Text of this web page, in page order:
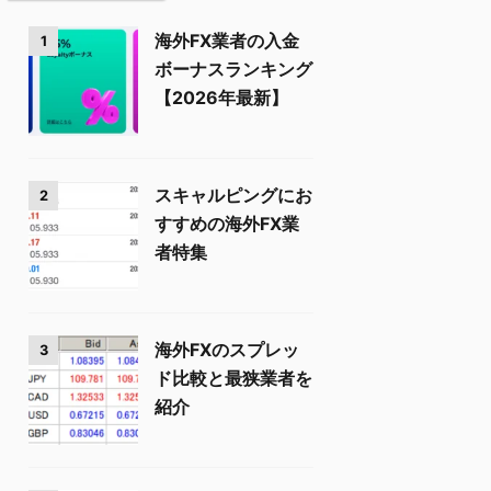
1
海外FX業者の入金
ボーナスランキング
【2026年最新】
2
スキャルピングにお
すすめの海外FX業
者特集
3
海外FXのスプレッ
ド比較と最狭業者を
紹介